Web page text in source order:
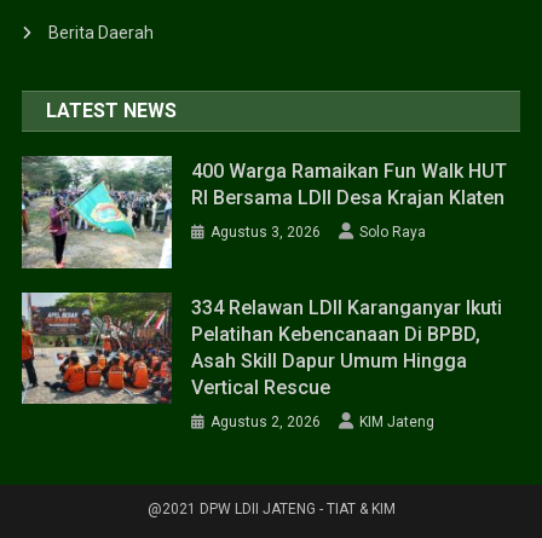
Berita Daerah
LATEST NEWS
400 Warga Ramaikan Fun Walk HUT
RI Bersama LDII Desa Krajan Klaten
Agustus 3, 2026 Solo Raya
334 Relawan LDII Karanganyar Ikuti
Pelatihan Kebencanaan Di BPBD,
Asah Skill Dapur Umum Hingga
Vertical Rescue
Agustus 2, 2026 KIM Jateng
@2021 DPW LDII JATENG - TIAT & KIM